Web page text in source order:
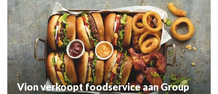
Vion verkoopt foodservice aan Group